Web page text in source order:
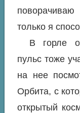
только я
В горле
пульс тоже
на нее
Орбита, с
открытый